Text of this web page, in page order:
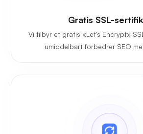
Gratis SSL-
Vi tilbyr et gratis «Let's Encrypt»
umiddelbart forbedrer SEO